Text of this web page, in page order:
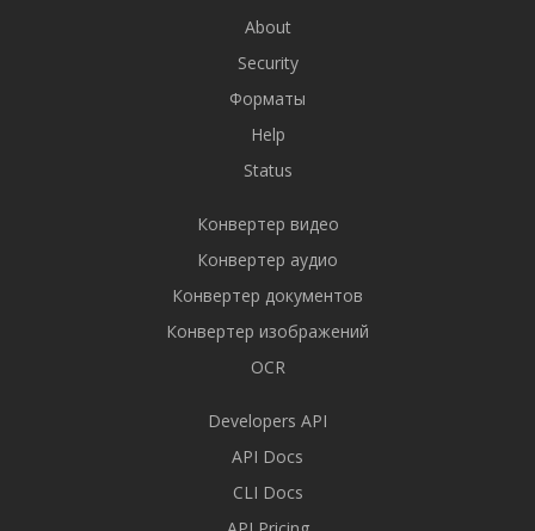
About
Security
Форматы
Help
Status
Конвертер видео
Конвертер аудио
Конвертер документов
Конвертер изображений
OCR
Developers API
API Docs
CLI Docs